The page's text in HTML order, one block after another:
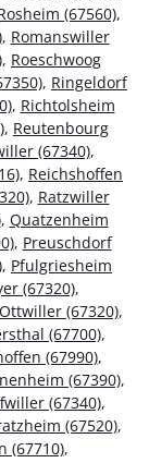
(67560),
, Romanswiller
, Roeschwoog
, Ringeldorf
, Richtolsheim
, Reutenbourg
(67340),
, Reichshoffen
, Ratzwiller
, Quatzenheim
, Preuschdorf
, Pfulgriesheim
(67320),
Ottwiller (67320),
(67700),
(67990),
(67390),
(67340),
(67520),
(67710),